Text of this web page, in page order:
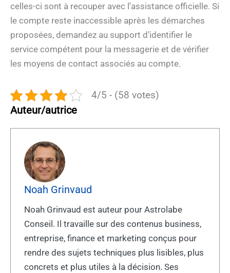
celles-ci sont à recouper avec l’assistance officielle. Si
le compte reste inaccessible après les démarches
proposées, demandez au support d’identifier le
service compétent pour la messagerie et de vérifier
les moyens de contact associés au compte.
4/5 - (58 votes)
Auteur/autrice
Noah Grinvaud
Noah Grinvaud est auteur pour Astrolabe
Conseil. Il travaille sur des contenus business,
entreprise, finance et marketing conçus pour
rendre des sujets techniques plus lisibles, plus
concrets et plus utiles à la décision. Ses